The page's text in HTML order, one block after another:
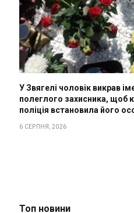
У Звягелі чоловік викрав
полеглого захисника, щоб
поліція встановила його
6 СЕРПНЯ, 2026
Топ новини